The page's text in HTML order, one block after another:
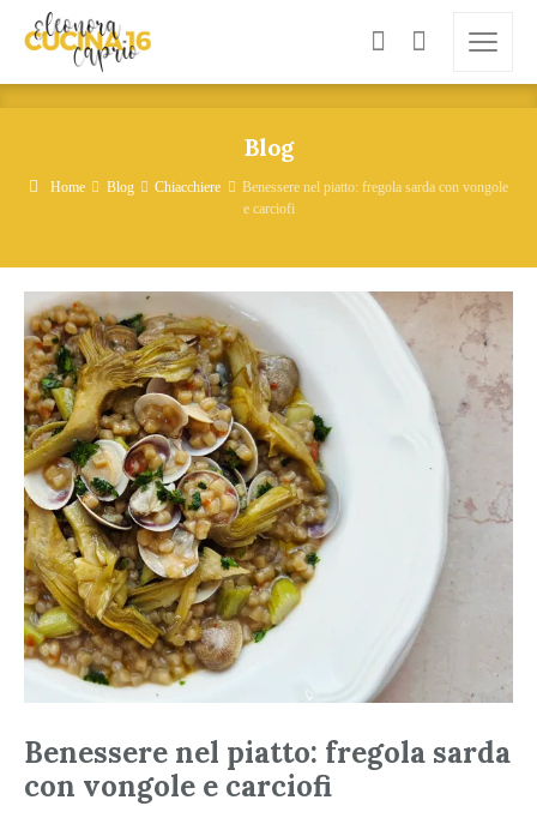
Blog
Home Blog Chiacchiere
Benessere nel piatto: fregola sarda con vongole
e carciofi
Benessere nel piatto: fregola sarda
con vongole e carciofi